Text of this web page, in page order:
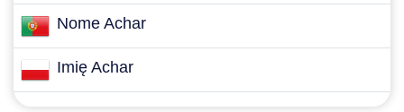
Nome Achar
Imię Achar